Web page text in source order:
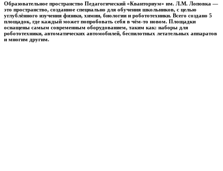
Образовательное пространство Педагогический «Кванториум» им. Л.М. Лоповка —
это пространство, созданное специально для обучения школьников, с целью
углублённого изучения физики, химии, биологии и робототехники. Всего создано 5
площадок, где каждый может попробовать себя в чём-то новом. Площадки
оснащены самым современным оборудованием, таким как: наборы для
робототехники, автоматических автомобилей, беспилотных летательных аппаратов
и многим другим.